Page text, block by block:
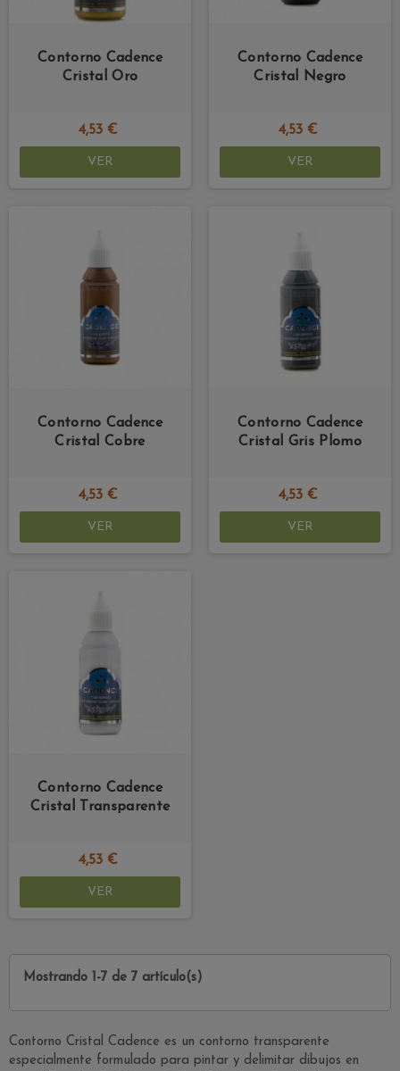
Contorno Cadence
Cristal Oro
4,53 €
VER
Contorno Cadence
Cristal Negro
4,53 €
VER
Contorno Cadence
Cristal Cobre
4,53 €
VER
Contorno Cadence
Cristal Gris Plomo
4,53 €
VER
Contorno Cadence
Cristal Transparente
4,53 €
VER
Mostrando 1-7 de 7 artículo(s)
Contorno Cristal Cadence es un contorno transparente
especialmente formulado para pintar y delimitar dibujos en